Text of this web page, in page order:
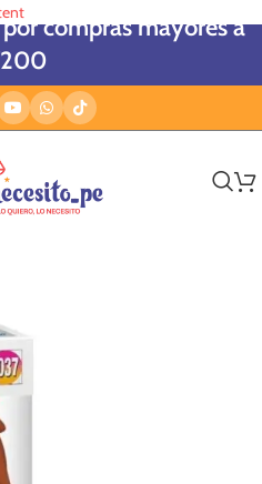
compras mayores a